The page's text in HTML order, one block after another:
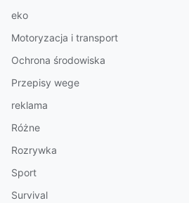
eko
Motoryzacja i transport
Ochrona środowiska
Przepisy wege
reklama
Różne
Rozrywka
Sport
Survival